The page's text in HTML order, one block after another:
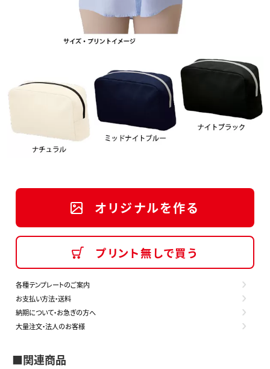
オリジナルを作る
プリント無しで買う
各種テンプレートのご案内
お支払い方法・送料
納期について・お急ぎの方へ
大量注文・法人のお客様
■関連商品